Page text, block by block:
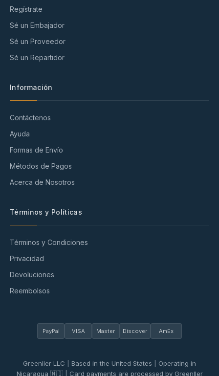
Regístrate
Sé un Embajador
Sé un Proveedor
Sé un Repartidor
Información
Contáctenos
Ayuda
Formas de Envío
Métodos de Pagos
Acerca de Nosotros
Términos y Políticas
Términos y Condiciones
Privacidad
Devoluciones
Reembolsos
PayPal VISA Master Discover AmEx
Greenller LLC | Based in the United States | Operating in
Nicaragua 🇳🇮 | Card payments are processed by Greenller